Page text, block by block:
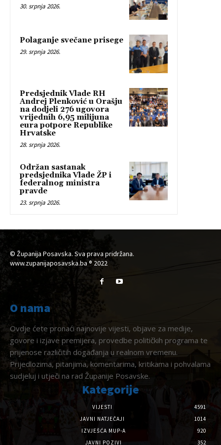
30. srpnja 2026.
Polaganje svečane prisege
29. srpnja 2026.
Predsjednik Vlade RH
Andrej Plenković u Orašju
na dodjeli 276 ugovora
vrijednih 6,95 milijuna
eura potpore Republike
Hrvatske
28. srpnja 2026.
Održan sastanak
predsjednika Vlade ŽP i
federalnog ministra
pravde
23. srpnja 2026.
© Županija Posavska. Sva prava pridržana.
www.zupanijaposavska.ba ® 2022
O nama
Ovdje ćete pronaći najnovije vijesti, objave za medije,
govore i izjave premijera, provedbe političkih programa te
prijenose različitih događanja u realnom vremenu.
Prijedlozima, pitanjima, komentarima, kritikama i pohvalama
sudjeluj i utječi na rad Županije Posavske.
Kategorije
VIJESTI
4591
JAVNI NATJEČAJI
1014
IZVJEŠĆA MUP-A
920
JAVNI POZIVI
352